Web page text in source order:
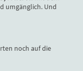
umgänglich. Und
noch auf die